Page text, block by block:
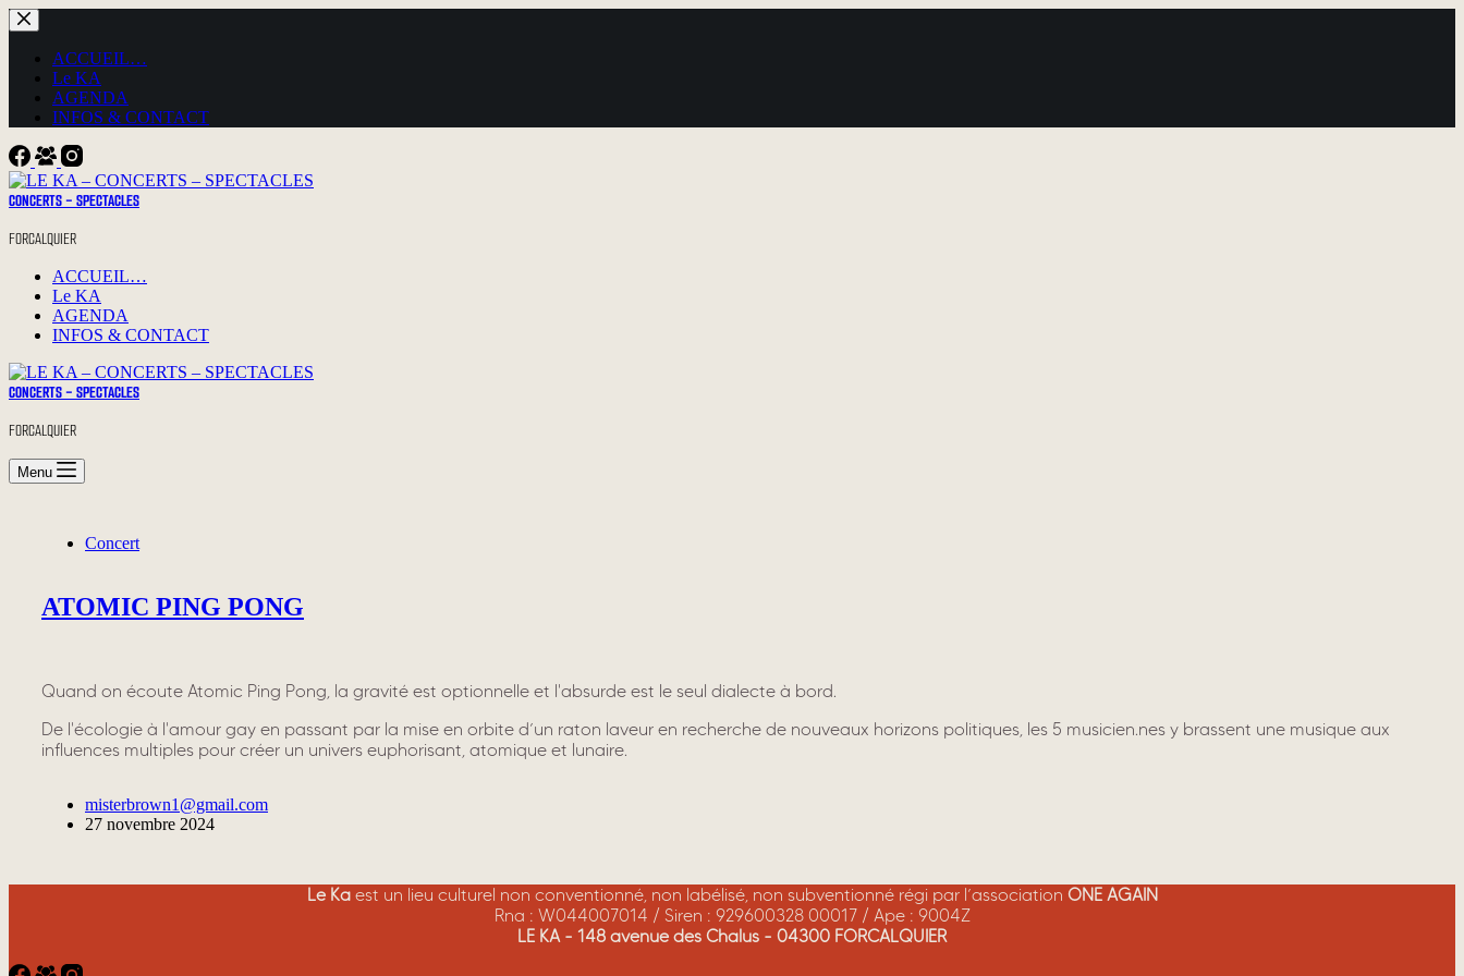
Passer
au
contenuACCUEIL…
Le KA
AGENDA
INFOS & CONTACT
CONCERTS - SPECTACLES
FORCALQUIER
ACCUEIL…
Le KA
AGENDA
INFOS & CONTACT
CONCERTS - SPECTACLES
FORCALQUIER
Menu
Concert
ATOMIC PING PONG
Quand on écoute Atomic Ping Pong, la gravité est optionnelle et l'absurde est le seul dialecte à bord.
De l'écologie à l'amour gay en passant par la mise en orbite d’un raton laveur en recherche de nouveaux horizons politiques, les 5 musicien.nes y brassent une musique aux
influences multiples pour créer un univers euphorisant, atomique et lunaire.
misterbrown1@gmail.com
27 novembre 2024
Le Ka est un lieu culturel non conventionné, non labélisé, non subventionné régi par l’association ONE AGAIN
Rna : W044007014 / Siren : 929600328 00017 / Ape : 9004Z
LE KA - 148 avenue des Chalus - 04300 FORCALQUIER